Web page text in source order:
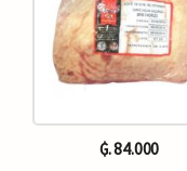
₲. 84.000